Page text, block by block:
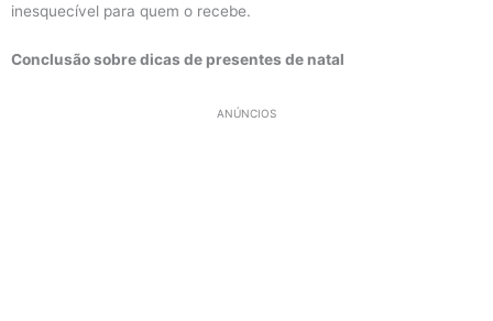
inesquecível para quem o recebe.
Conclusão sobre dicas de presentes de natal
ANÚNCIOS